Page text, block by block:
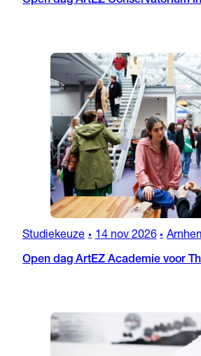
Studiekeuze • 14 nov 2026 •
Open dag ArtEZ Academie voor